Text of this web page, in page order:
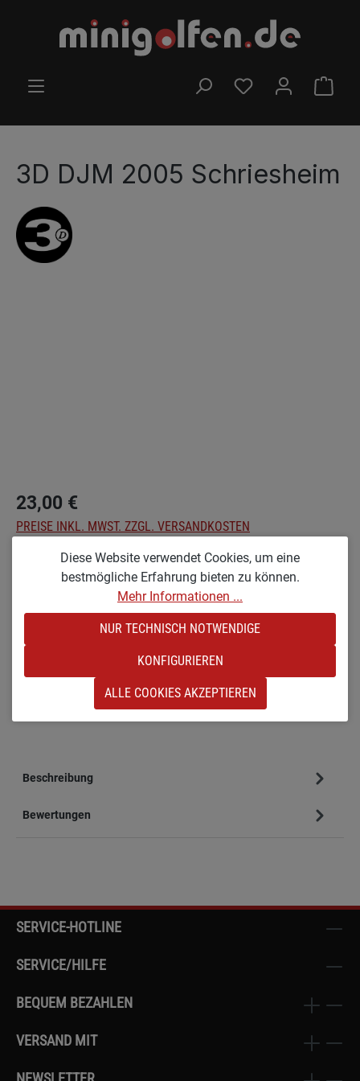
Zum Hauptinhalt springen
DU HAST 0
3D DJM 2005 Schriesheim
23,00 €
PREISE INKL. MWST. ZZGL. VERSANDKOSTEN
Optionenauswählen
KX [KLEIN & RAUHLACKIERT]
Produkt Anzahl: Gib den gewünschten
Zum Merkzettel hinzufügen
Produktnummer:sw-19881.1
Beschreibung
Bewertungen
SERVICE-HOTLINE
SERVICE/HILFE
BEQUEM BEZAHLEN
VERSAND MIT
Diese Website verwendet Cookies, um eine
bestmögliche Erfahrung bieten zu können.
Mehr Informationen ...
NUR TECHNISCH NOTWENDIGE
KONFIGURIEREN
ALLE COOKIES AKZEPTIEREN